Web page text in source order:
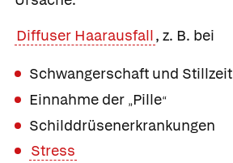
Diffuser Haarausfall, z. B. bei
Schwangerschaft und Stillzeit
Einnahme der „Pille“
Schilddrüsenerkrankungen
Stress